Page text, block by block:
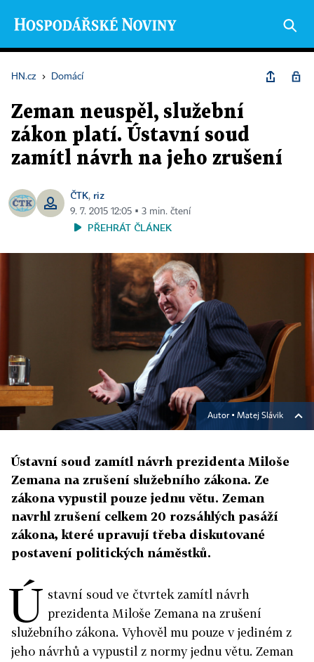
HN.cz › Domácí
Zeman neuspěl, služební
zákon platí. Ústavní soud
zamítl návrh na jeho zrušení
ČTK, riz
9. 7. 2015 12:05 ▪ 3 min. čtení
PŘEHRÁT ČLÁNEK
Autor ▪ Matej Slávik
Ústavní soud zamítl návrh prezidenta Miloše
Zemana na zrušení služebního zákona. Ze
zákona vypustil pouze jednu větu. Zeman
navrhl zrušení celkem 20 rozsáhlých pasáží
zákona, které upravují třeba diskutované
postavení politických náměstků.
Ú stavní soud ve čtvrtek zamítl návrh
prezidenta Miloše Zemana na zrušení
služebního zákona. Vyhověl mu pouze v jediném z
jeho návrhů a vypustil z normy jednu větu. Zeman